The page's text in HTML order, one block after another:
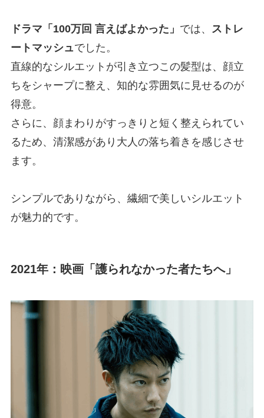
ドラマ「100万回 言えばよかった」 では、
ストレ
ートマッシュでした。
直線的なシルエットが引き立つこの髪型は、顔立
ちをシャープに整え、知的な雰囲気に見せるのが
得意。
さらに、顔まわりがすっきりと短く整えられてい
るため、清潔感があり大人の落ち着きを感じさせ
ます。
シンプルでありながら、繊細で美しいシルエット
が魅力的です。
2021年：映画「護られなかった者たちへ」